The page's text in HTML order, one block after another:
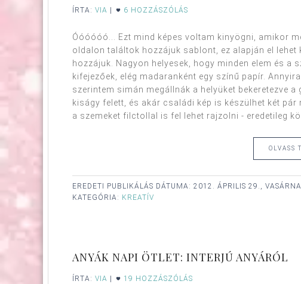
ÍRTA: VIA 6 HOZZÁSZÓLÁS
Óóóóóó... Ezt mind képes voltam kinyögni, amikor
oldalon találtok hozzájuk sablont, ez alapján el lehet
hozzájuk. Nagyon helyesek, hogy minden elem és a
kifejezőek, elég madaranként egy színű papír.
szerintem simán megállnák a helyüket bekeretezve
kiságy felett, és akár családi kép is készülhet két
a szemeket filctollal is fel lehet rajzolni - eredetileg
OLVASS
EREDETI PUBLIKÁLÁS DÁTUMA: 2012. ÁPRILIS 29.,
KATEGÓRIA: KREATÍV
ANYÁK NAPI ÖTLET: INTERJÚ ANYÁRÓL
ÍRTA: VIA 19 HOZZÁSZÓLÁS